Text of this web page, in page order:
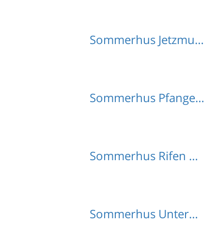
Sommerhus Jetzmund med hund
Sommerhus Pfanges med hund
Sommerhus Rifen med hund
Sommerhus Unterbairdorf med hund